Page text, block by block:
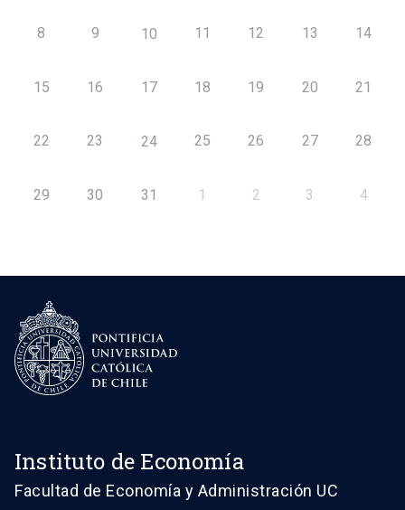
8 9 10 11 12 13 14
15 16 17 18 19 20 21
22 23 24 25 26 27 28
29 30 31 1 2 3 4
Instituto de Economía
Facultad de Economía y Administración UC